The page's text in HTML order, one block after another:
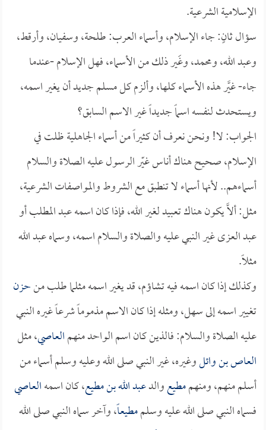
الإسلامية الشرعية.
سؤال ثانٍ: جاء الإسلام، وأسماء العرب: طلحة، وسفيان، وأرقط،
وعبد الله، ومحمد، وغَير ذلك من الأسماء، فهل الإسلام -عندما
جاء- غيَّر هذه الأسماء كلها، وألزم كل مسلم جديد أن يغير اسمه،
ويستحدث لنفسه اسماً جديداً غير الاسم السابق؟
الجواب: لا! ونحن نعرف أن كثيراً من أسماء الجاهلية ظلت في
الإسلام، صحيح هناك أناس غيّر الرسول عليه الصلاة والسلام
أسماءهم.. لأنها أسماء لا تنطبق مع الشروط والمواصفات الشرعية،
مثل: ألاَّ يكون هناك تعبيد لغير الله، فإذا كان اسمه عبد المطلب أو
عبد العزى غير النبي عليه والصلاة والسلام اسمه، وسماه عبد الله
مثلاً.
وكذلك إذا كان اسمه فيه تشاؤم، قد يغير اسمه مثلما طلب منحزن
تغيير اسمه إلى سهل، ومثله إذا كان الاسم مذموماً شرعاً غيره النبي
عليه الصلاة والسلام: فالذين كان اسم الواحد منهمالعاصي، مثل
العاص بن وائلوغيره، غير النبي صلى الله وعليه وسلم أسماء من
أسلم منهم، ومنهممطيعوالدعبد الله بن مطيع، كان اسمهالعاصي
فسماه النبي صلى الله عليه وسلممطيعاً، وآخر سماه النبي صلى الله